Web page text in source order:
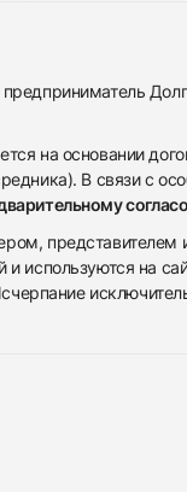
на основании
В связи с
используются на